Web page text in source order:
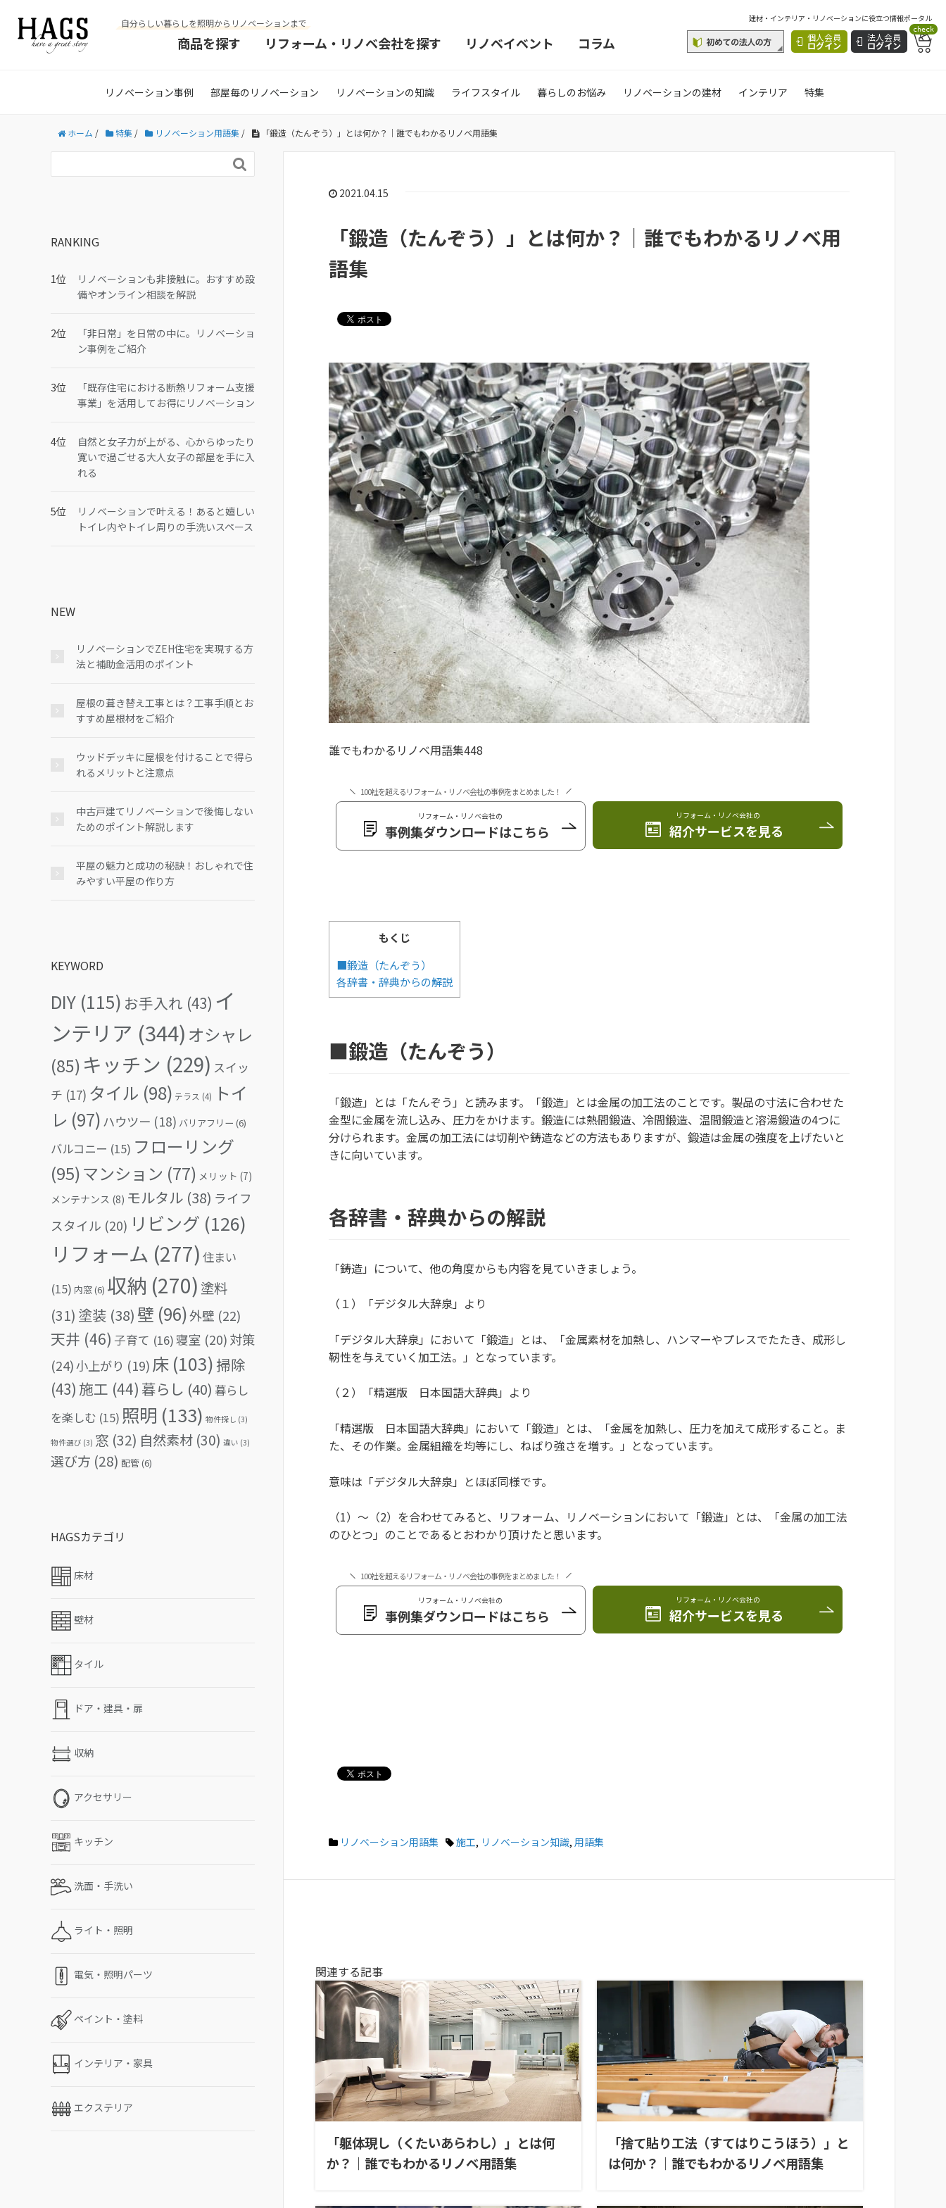
自分らしい暮らしを照明からリノベーションまで
商品を探す リフォーム・リノベ会社を探す リノベイベント コラム
建材・インテリア・リノベーションに役立つ情報ポータル
個人会員
ログイン
法人会員
ログイン
check
リノベーション事例 部屋毎のリノベーション リノベーションの知識 ライフスタイル 暮らしのお悩み リノベーションの建材 インテリア 特集
ホーム / 特集 / リノベーション用語集 / 「鍛造（たんぞう）」とは何か？｜誰でもわかるリノベ用語集
2021.04.15
「鍛造（たんぞう）」とは何か？｜誰でもわかるリノベ用
語集
誰でもわかるリノベ用語集448
100社を超えるリフォーム・リノベ会社の事例をまとめました！
リフォーム・リノベ会社の
事例集ダウンロードはこちら
リフォーム・リノベ会社の
紹介サービスを見る
もくじ
■鍛造（たんぞう）
各辞書・辞典からの解説
■鍛造（たんぞう）
「鍛造」とは「たんぞう」と読みます。「鍛造」とは金属の加工法のことです。製品の寸法に合わせた
金型に金属を流し込み、圧力をかけます。鍛造には熱間鍛造、冷間鍛造、温間鍛造と溶湯鍛造の4つに
分けられます。金属の加工法には切削や鋳造などの方法もありますが、鍛造は金属の強度を上げたいと
きに向いています。
各辞書・辞典からの解説
「鋳造」について、他の角度からも内容を見ていきましょう。
（１）「デジタル大辞泉」より
「デジタル大辞泉」において「鍛造」とは、「金属素材を加熱し、ハンマーやプレスでたたき、成形し
靭性を与えていく加工法。」となっています。
（２）「精選版 日本国語大辞典」より
「精選版 日本国語大辞典」において「鍛造」とは、「金属を加熱し、圧力を加えて成形すること。ま
た、その作業。金属組織を均等にし、ねばり強さを増す。」となっています。
意味は「デジタル大辞泉」とほぼ同様です。
（1）～（2）を合わせてみると、リフォーム、リノベーションにおいて「鍛造」とは、「金属の加工法
のひとつ」のことであるとおわかり頂けたと思います。
100社を超えるリフォーム・リノベ会社の事例をまとめました！
リフォーム・リノベ会社の
事例集ダウンロードはこちら
リフォーム・リノベ会社の
紹介サービスを見る
リノベーション用語集 施工, リノベーション知識, 用語集
関連する記事
「躯体現し（くたいあらわし）」とは何
か？｜誰でもわかるリノベ用語集
「捨て貼り工法（すてはりこうほう）」と
は何か？｜誰でもわかるリノベ用語集

RANKING
リノベーションも非接触に。おすすめ設
備やオンライン相談を解説
「非日常」を日常の中に。リノベーショ
ン事例をご紹介
「既存住宅における断熱リフォーム支援
事業」を活用してお得にリノベーション
自然と女子力が上がる、心からゆったり
寛いで過ごせる大人女子の部屋を手に入
れる
リノベーションで叶える！あると嬉しい
トイレ内やトイレ周りの手洗いスペース
NEW
リノベーションでZEH住宅を実現する方
法と補助金活用のポイント
屋根の葺き替え工事とは？工事手順とお
すすめ屋根材をご紹介
ウッドデッキに屋根を付けることで得ら
れるメリットと注意点
中古戸建てリノベーションで後悔しない
ためのポイント解説します
平屋の魅力と成功の秘訣！おしゃれで住
みやすい平屋の作り方
KEYWORD
DIY (115) お手入れ (43) イ
ンテリア (344) オシャレ
(85) キッチン (229) スイッ
チ (17) タイル (98) テラス (4)
トイ
レ (97) ハウツー (18) バリアフリー (6)
バルコニー (15) フローリング
(95)マンション (77) メリット (7)
メンテナンス (8) モルタル (38) ライフ
スタイル (20) リビング (126)
リフォーム (277) 住まい
(15) 内窓(6) 収納 (270) 塗料
(31) 塗装 (38) 壁 (96)外壁 (22)
天井 (46) 子育て (16)寝室 (20) 対策
(24)小上がり (19) 床 (103)掃除
(43) 施工 (44) 暮らし (40) 暮らし
を楽しむ (15) 照明 (133) 物件探し (3)
物件選び (3) 窓 (32) 自然素材 (30) 違い (3)
選び方 (28) 配管(6)
HAGSカテゴリ
床材
壁材
タイル
ドア・建具・扉
収納
アクセサリー
キッチン
洗面・手洗い
ライト・照明
電気・照明パーツ
ペイント・塗料
インテリア・家具
エクステリア